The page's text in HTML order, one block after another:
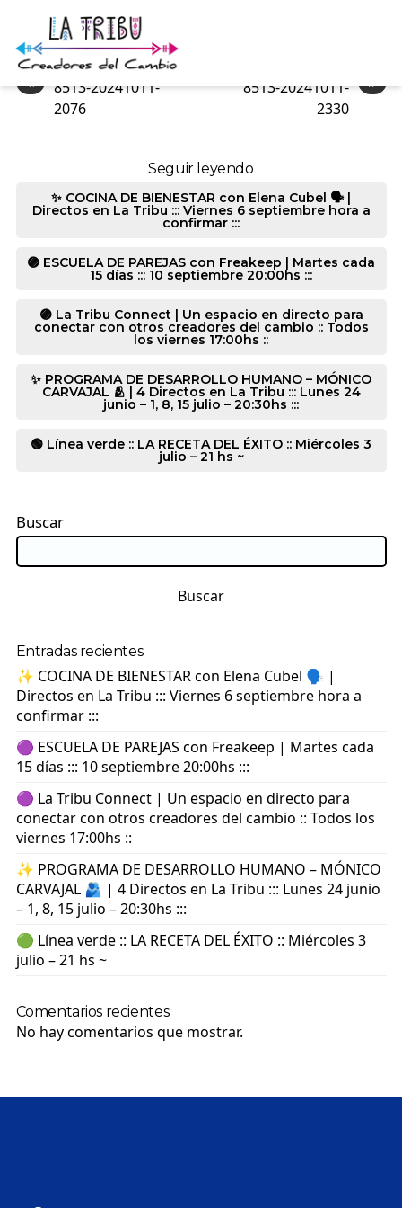
8513-20241011-6157
«
8513-20241011-
2076
»
8513-20241011-
2330
Seguir leyendo
✨ COCINA DE BIENESTAR con Elena Cubel 🗣️ |
Directos en La Tribu ::: Viernes 6 septiembre hora a
confirmar :::
🟣 ESCUELA DE PAREJAS con Freakeep | Martes cada
15 días ::: 10 septiembre 20:00hs :::
🟣 La Tribu Connect | Un espacio en directo para
conectar con otros creadores del cambio :: Todos
los viernes 17:00hs ::
✨ PROGRAMA DE DESARROLLO HUMANO – MÓNICO
CARVAJAL 🫂 | 4 Directos en La Tribu ::: Lunes 24
junio – 1, 8, 15 julio – 20:30hs :::
🟢 Línea verde :: LA RECETA DEL ÉXITO :: Miércoles 3
julio – 21 hs ~
Buscar
Buscar
Entradas recientes
✨ COCINA DE BIENESTAR con Elena Cubel 🗣️ |
Directos en La Tribu ::: Viernes 6 septiembre hora a
confirmar :::
🟣 ESCUELA DE PAREJAS con Freakeep | Martes cada
15 días ::: 10 septiembre 20:00hs :::
🟣 La Tribu Connect | Un espacio en directo para
conectar con otros creadores del cambio :: Todos los
viernes 17:00hs ::
✨ PROGRAMA DE DESARROLLO HUMANO – MÓNICO
CARVAJAL 🫂 | 4 Directos en La Tribu ::: Lunes 24 junio
– 1, 8, 15 julio – 20:30hs :::
🟢 Línea verde :: LA RECETA DEL ÉXITO :: Miércoles 3
julio – 21 hs ~
Comentarios recientes
No hay comentarios que mostrar.